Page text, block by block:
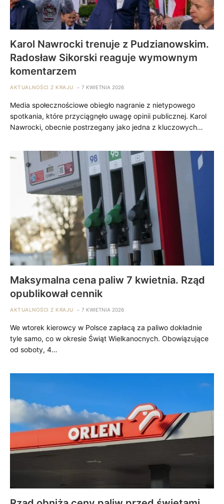
Karol Nawrocki trenuje z Pudzianowskim.
Radosław Sikorski reaguje wymownym
komentarzem
AKTUALNOŚCI Z KRAJU 7 KWIETNIA 2026
Media społecznościowe obiegło nagranie z nietypowego
spotkania, które przyciągnęło uwagę opinii publicznej. Karol
Nawrocki, obecnie postrzegany jako jedna z kluczowych…
Maksymalna cena paliw 7 kwietnia. Rząd
opublikował cennik
AKTUALNOŚCI Z KRAJU 7 KWIETNIA 2026
We wtorek kierowcy w Polsce zapłacą za paliwo dokładnie
tyle samo, co w okresie Świąt Wielkanocnych. Obowiązujące
od soboty, 4…